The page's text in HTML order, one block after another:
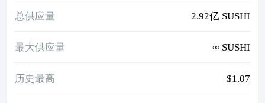
总供应量 2.92亿 SUSHI
最大供应量 ∞ SUSHI
历史最高 $1.07